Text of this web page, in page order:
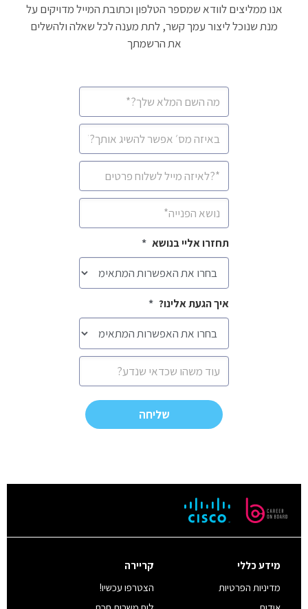
אנו ממליצים לוודא שמספר הטלפון וכתובת המייל מדויקים על
מנת שנוכל ליצור עמך קשר, לתת מענה לכל שאלה ולהשלים
את הרשמתך
מלא *
סלולרי
*
איימיל
תחזרו אליי בנושא *
איך הגעת אלינו? *
CAPTCHA
מידע כללי
מדיניות הפרטיות
קריירה
הצטרפו עכשיו!